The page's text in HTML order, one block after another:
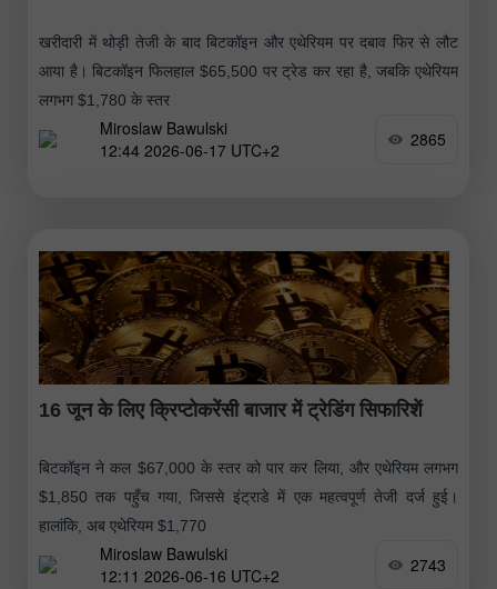
खरीदारी में थोड़ी तेजी के बाद बिटकॉइन और एथेरियम पर दबाव फिर से लौट
आया है। बिटकॉइन फिलहाल $65,500 पर ट्रेड कर रहा है, जबकि एथेरियम
लगभग $1,780 के स्तर
Miroslaw Bawulski
12:44 2026-06-17 UTC+2
2865
16 जून के लिए क्रिप्टोकरेंसी बाजार में ट्रेडिंग सिफारिशें
बिटकॉइन ने कल $67,000 के स्तर को पार कर लिया, और एथेरियम लगभग
$1,850 तक पहुँच गया, जिससे इंट्राडे में एक महत्वपूर्ण तेजी दर्ज हुई।
हालांकि, अब एथेरियम $1,770
Miroslaw Bawulski
12:11 2026-06-16 UTC+2
2743